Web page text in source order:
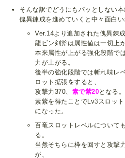
そんな訳でどうにもパッとしない本
傀異錬成を進めていくと中々面白
Ver.14より追加された傀異錬
龍ビン剣斧は属性値は一切上
本来属性が上がる強化段階で
力が上がる。
後半の強化段階では斬れ味レ
ロット拡張をすると、
攻撃力370、 素で紫20となる。
素紫を得たことでLv3スロッ
になった。
百竜スロットレベルについて
る。
当然そちらに枠を回すと攻
が、